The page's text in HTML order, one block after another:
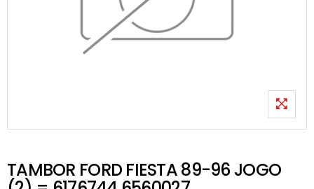
TAMBOR FORD FIESTA 89-96 JOGO